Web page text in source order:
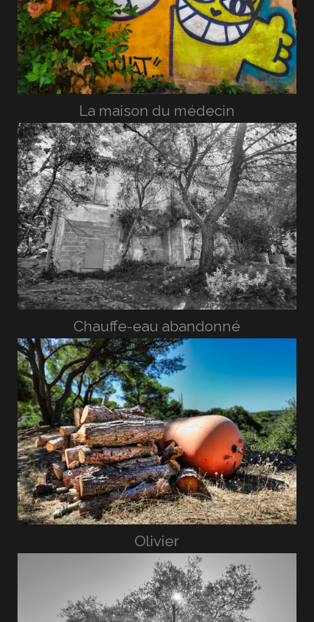
La maison du médecin
Chauffe-eau abandonné
Olivier